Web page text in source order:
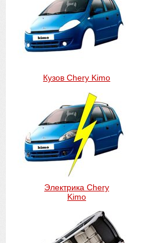
Кузов Chery Kimo
Электрика Chery
Kimo